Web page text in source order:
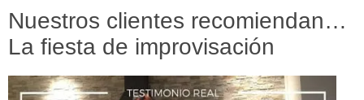
Nuestros clientes recomiendan…
La fiesta de improvisación